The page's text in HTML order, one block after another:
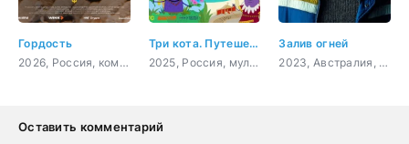
Гордость
2026, Россия, комедия, мелодрама
Три кота. Путешествие во времени
2025, Россия, мультфильм, детский
Залив огней
2023, Австралия, драма, комедия, криминал
Оставить комментарий